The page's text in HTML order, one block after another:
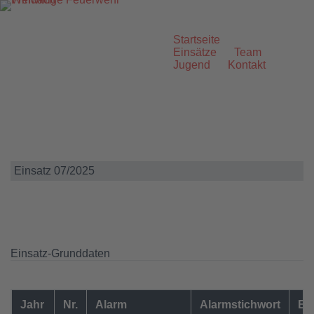
Zum
Startseite
Einsätze
Team
Jugend
Kontakt
Einsatz 07/2025
Einsatz-Grunddaten
Jahr Nr. Alarm Alarmstichwort